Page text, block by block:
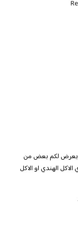
يعرض لكم بعض من
الهندي او الاكل